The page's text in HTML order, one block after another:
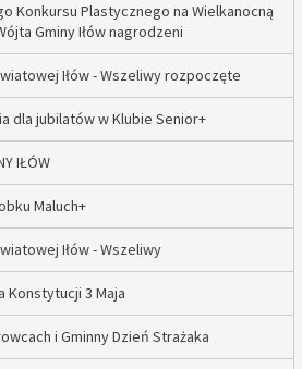
Konkursu Plastycznego na Wielkanocną
Gminy Iłów nagrodzeni
Iłów - Wszeliwy rozpoczęte
dla jubilatów w Klubie Senior+
IŁÓW
Maluch+
Iłów - Wszeliwy
Konstytucji 3 Maja
i Gminny Dzień Strażaka